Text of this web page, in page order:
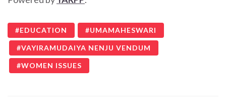
EDUCATION UMAMAHESWARI
VAYIRAMUDAIYA NENJU VENDUM
WOMEN ISSUES